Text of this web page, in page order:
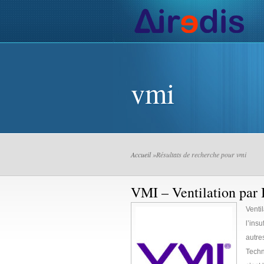
vmi
Accueil»Résultats de recherche pour vmi
VMI – Ventilation par